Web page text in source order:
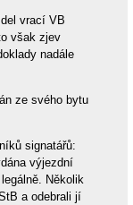
vrací VB
však zjev
nadále
ze svého bytu
signatářů:
výjezdní
Několik
a odebrali jí